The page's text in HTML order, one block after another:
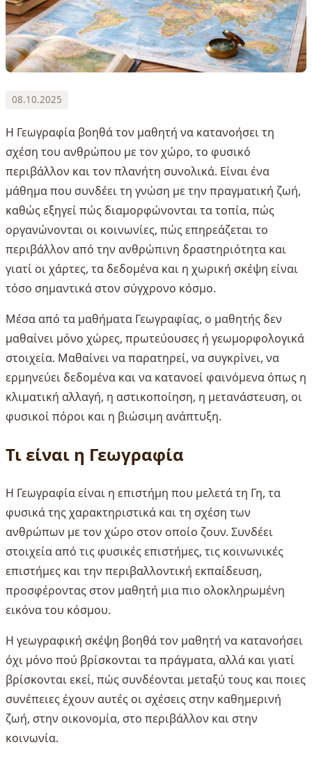
08.10.2025
Η Γεωγραφία βοηθά τον μαθητή να κατανοήσει τη
σχέση του ανθρώπου με τον χώρο, το φυσικό
περιβάλλον και τον πλανήτη συνολικά. Είναι ένα
μάθημα που συνδέει τη γνώση με την πραγματική ζωή,
καθώς εξηγεί πώς διαμορφώνονται τα τοπία, πώς
οργανώνονται οι κοινωνίες, πώς επηρεάζεται το
περιβάλλον από την ανθρώπινη δραστηριότητα και
γιατί οι χάρτες, τα δεδομένα και η χωρική σκέψη είναι
τόσο σημαντικά στον σύγχρονο κόσμο.
Μέσα από τα μαθήματα Γεωγραφίας, ο μαθητής δεν
μαθαίνει μόνο χώρες, πρωτεύουσες ή γεωμορφολογικά
στοιχεία. Μαθαίνει να παρατηρεί, να συγκρίνει, να
ερμηνεύει δεδομένα και να κατανοεί φαινόμενα όπως η
κλιματική αλλαγή, η αστικοποίηση, η μετανάστευση, οι
φυσικοί πόροι και η βιώσιμη ανάπτυξη.
Τι είναι η Γεωγραφία
Η Γεωγραφία είναι η επιστήμη που μελετά τη Γη, τα
φυσικά της χαρακτηριστικά και τη σχέση των
ανθρώπων με τον χώρο στον οποίο ζουν. Συνδέει
στοιχεία από τις φυσικές επιστήμες, τις κοινωνικές
επιστήμες και την περιβαλλοντική εκπαίδευση,
προσφέροντας στον μαθητή μια πιο ολοκληρωμένη
εικόνα του κόσμου.
Η γεωγραφική σκέψη βοηθά τον μαθητή να κατανοήσει
όχι μόνο πού βρίσκονται τα πράγματα, αλλά και γιατί
βρίσκονται εκεί, πώς συνδέονται μεταξύ τους και ποιες
συνέπειες έχουν αυτές οι σχέσεις στην καθημερινή
ζωή, στην οικονομία, στο περιβάλλον και στην
κοινωνία.